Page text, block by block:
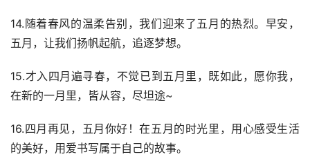
14.随着春风的温柔告别，我们迎来了五月的热烈。早安，
五月，让我们扬帆起航，追逐梦想。
15.才入四月遍寻春，不觉已到五月里，既如此，愿你我，
在新的一月里，皆从容，尽坦途~
16.四月再见，五月你好！在五月的时光里，用心感受生活
的美好，用爱书写属于自己的故事。